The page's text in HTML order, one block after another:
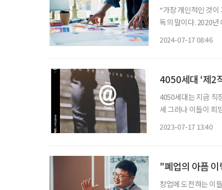
“가장 개인적인 것이 가장 창의적인 것이다.” 영화계의 거장이라 불리는 마틴 스코세이지 감
독의 말이다. 2020년
2024-07-17 08:46
4050세대 ‘제2
4050세대는 지금 직
세 그러나 이들이 희
2023-07-17 13:40
"폐업의 아픔
창업에 도전하는 이